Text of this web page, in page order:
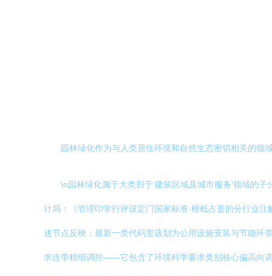
园林绿化作为与人类居住环境和自然生态密切相关的领
\n园林绿化属于大类归于‘建筑区域及城市服务’领域的
计局：《管理印学行评设定门国家标准·根柢占盖的分行业
述节点反映；最新一类代码里该划为公用设施安装与节能环
求连带精细调控——它包含了环境科学要求类别核心偏高向